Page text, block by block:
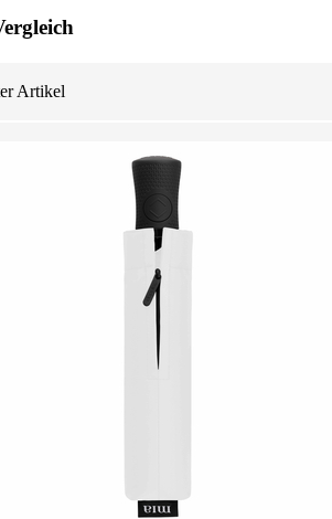
Somit ist der Regenschirm
einsatzbereit. Das praktische Futteral mit
Artikel